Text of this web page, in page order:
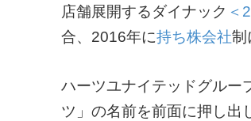
店舗展開するダイナック ＜
合、2016年に持ち株会社制
ハーツユナイテッドグルー
ツ」の名前を前面に押し出